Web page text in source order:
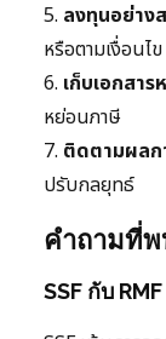
5. ลงทุนอย่าง
หรือตามเงื่อนไข
6. เก็บเอกสา
หย่อนภาษี
7. ติดตามผลก
ปรับกลยุทธ์
คำถามที่พ
SSF กับ